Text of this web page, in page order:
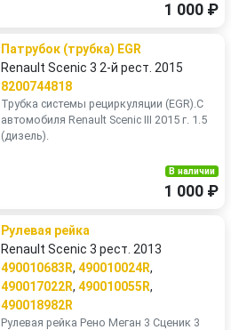
1 000 ₽
Патрубок (трубка) EGR
Renault Scenic 3 2-й рест. 2015
8200744818
Трубка системы рециркуляции (EGR).С
автомобиля Renault Scenic III 2015 г. 1.5
(дизель).
В наличии
1 000 ₽
Рулевая рейка
Renault Scenic 3 рест. 2013
490010683R, 490010024R,
490017022R, 490010055R,
490018982R
Рулевая рейка Рено Меган 3 Сценик 3